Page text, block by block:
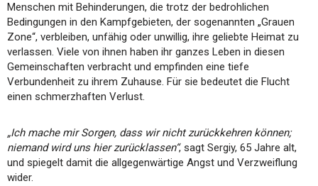
Menschen mit Behinderungen, die trotz der bedrohlichen
Bedingungen in den Kampfgebieten, der sogenannten „Grauen
Zone“, verbleiben, unfähig oder unwillig, ihre geliebte Heimat zu
verlassen. Viele von ihnen haben ihr ganzes Leben in diesen
Gemeinschaften verbracht und empfinden eine tiefe
Verbundenheit zu ihrem Zuhause. Für sie bedeutet die Flucht
einen schmerzhaften Verlust.
„Ich mache mir Sorgen, dass wir nicht zurückkehren können;
niemand wird uns hier zurücklassen“, sagt Sergiy, 65 Jahre alt,
und spiegelt damit die allgegenwärtige Angst und Verzweiflung
wider.